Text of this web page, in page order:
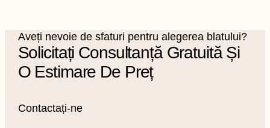
Aveți nevoie de sfaturi pentru alegerea blatului?
Solicitați Consultanță Gratuită Și
O Estimare De Preț
Contactați-ne